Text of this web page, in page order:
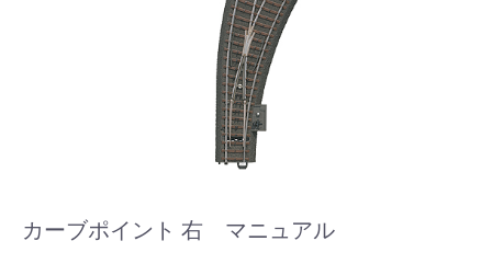
カーブポイント 右 マニュアル